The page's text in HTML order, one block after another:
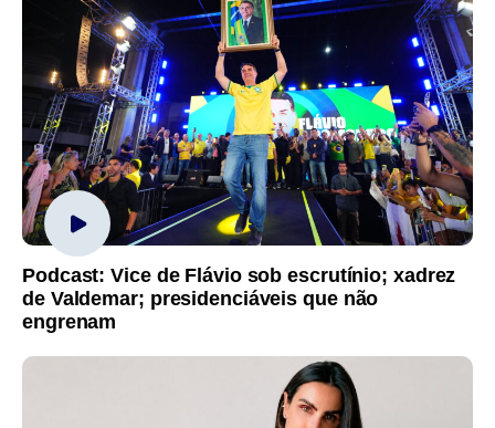
Podcast: Vice de Flávio sob escrutínio; xadrez
de Valdemar; presidenciáveis que não
engrenam